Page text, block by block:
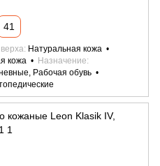
41
Натуральная кожа
кожа
Назначение
Рабочая обувь